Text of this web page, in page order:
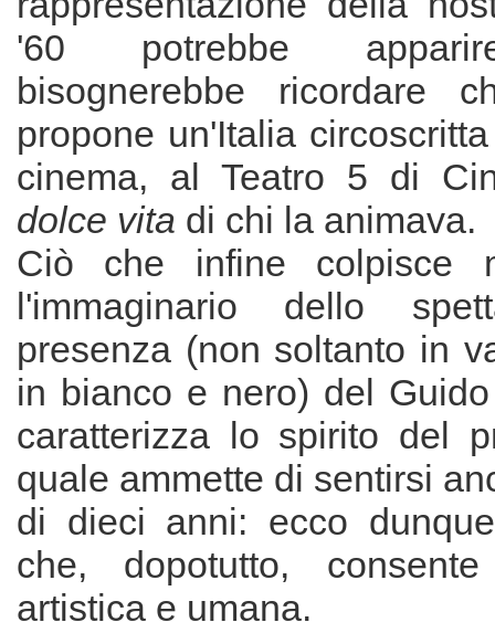
'60 potrebbe
bisognerebbe ricordare
propone un'Italia
cinema, al Teatro 5 di
dolce vita di chi la animava.
Ciò che infine colpisce
l'immaginario dello
presenza (non soltanto in
in bianco e nero) del
caratterizza lo spirito del
quale ammette di sentirsi
di dieci anni: ecco
che, dopotutto,
artistica e umana.